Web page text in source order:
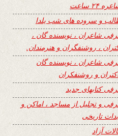
۲۴ ساعت
و سروده های شب یلدا
شاعران ، نویسنده گان ،
، روشنفگران و هنرمندان.
شاعران ، نویسنده گان
و روشنفکران
کتابهای جدید
و تجلیل از مساجد ، اماکن و
تاریخی
آزاد